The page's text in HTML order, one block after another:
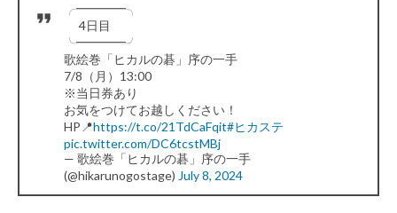
╭━━━━╮
4日目
╰━━━━╯
歌絵巻「ヒカルの碁」序の一手
7/8（月）13:00
※当日券あり
お気をつけてお越しください！
HP📍https://t.co/21TdCaFqit#ヒカステ
pic.twitter.com/DC6tcstMBj
— 歌絵巻「ヒカルの碁」序の一手
(@hikarunogostage) July 8, 2024